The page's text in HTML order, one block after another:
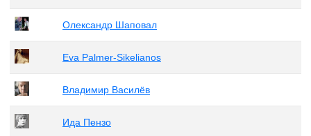
Олександр Шаповал
Eva Palmer-Sikelianos
Владимир Василёв
Ида Пензо